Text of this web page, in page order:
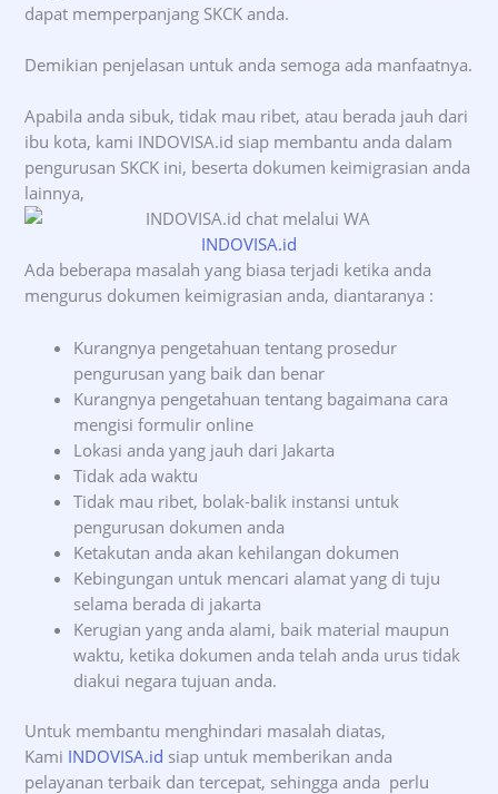
dapat memperpanjang SKCK anda.
Demikian penjelasan untuk anda semoga ada manfaatnya.
Apabila anda sibuk, tidak mau ribet, atau berada jauh dari
ibu kota, kami INDOVISA.id siap membantu anda dalam
pengurusan SKCK ini, beserta dokumen keimigrasian anda
lainnya,
INDOVISA.id
Ada beberapa masalah yang biasa terjadi ketika anda
mengurus dokumen keimigrasian anda, diantaranya :
Kurangnya pengetahuan tentang prosedur
pengurusan yang baik dan benar
Kurangnya pengetahuan tentang bagaimana cara
mengisi formulir online
Lokasi anda yang jauh dari Jakarta
Tidak ada waktu
Tidak mau ribet, bolak-balik instansi untuk
pengurusan dokumen anda
Ketakutan anda akan kehilangan dokumen
Kebingungan untuk mencari alamat yang di tuju
selama berada di jakarta
Kerugian yang anda alami, baik material maupun
waktu, ketika dokumen anda telah anda urus tidak
diakui negara tujuan anda.
Untuk membantu menghindari masalah diatas,
Kami INDOVISA.id siap untuk memberikan anda
pelayanan terbaik dan tercepat, sehingga anda perlu